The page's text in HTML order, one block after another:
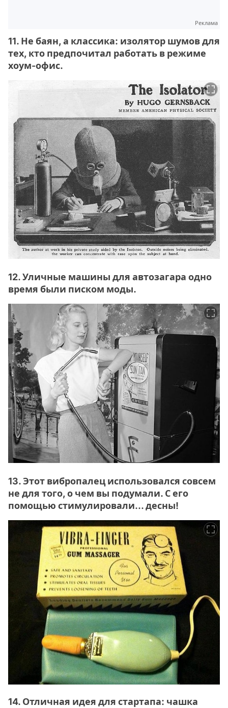
Реклама
11. Не баян, а классика: изолятор шумов для
тех, кто предпочитал работать в режиме
хоум-офис.
12. Уличные машины для автозагара одно
время были писком моды.
13. Этот вибропалец использовался совсем
не для того, о чем вы подумали. С его
помощью стимулировали... десны!
14. Отличная идея для стартапа: чашка